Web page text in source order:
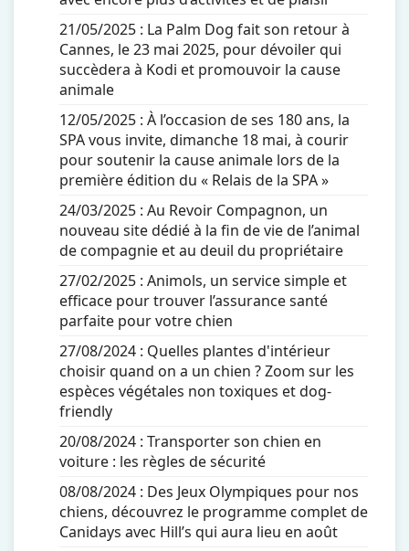
21/05/2025 : La Palm Dog fait son retour à
Cannes, le 23 mai 2025, pour dévoiler qui
succèdera à Kodi et promouvoir la cause
animale
12/05/2025 : À l’occasion de ses 180 ans, la
SPA vous invite, dimanche 18 mai, à courir
pour soutenir la cause animale lors de la
première édition du « Relais de la SPA »
24/03/2025 : Au Revoir Compagnon, un
nouveau site dédié à la fin de vie de l’animal
de compagnie et au deuil du propriétaire
27/02/2025 : Animols, un service simple et
efficace pour trouver l’assurance santé
parfaite pour votre chien
27/08/2024 : Quelles plantes d'intérieur
choisir quand on a un chien ? Zoom sur les
espèces végétales non toxiques et dog-
friendly
20/08/2024 : Transporter son chien en
voiture : les règles de sécurité
08/08/2024 : Des Jeux Olympiques pour nos
chiens, découvrez le programme complet de
Canidays avec Hill’s qui aura lieu en août